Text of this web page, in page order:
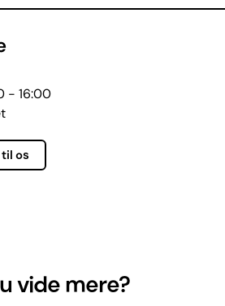
- 16:00
os
vide mere?